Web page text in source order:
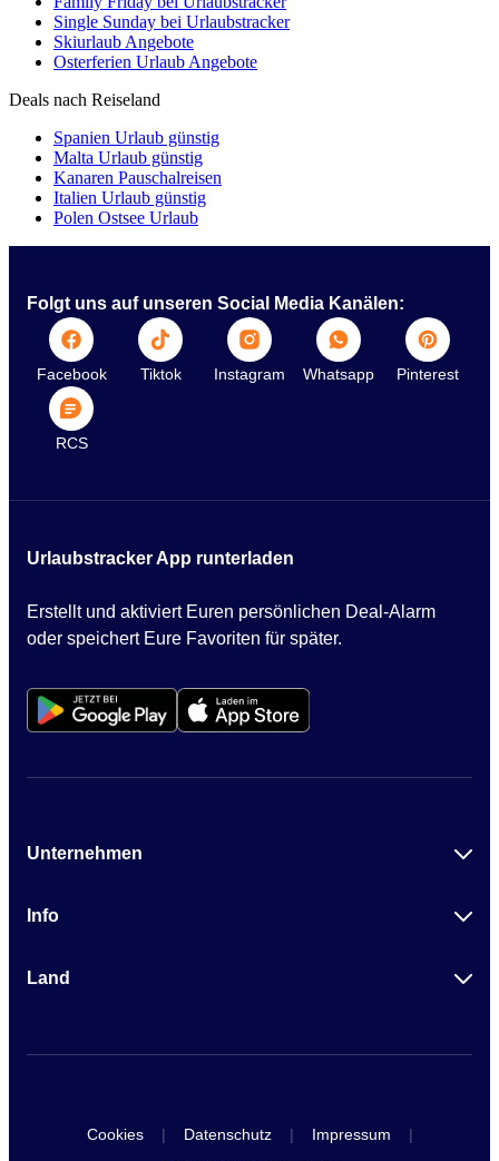
Single Sunday bei Urlaubstracker
Skiurlaub Angebote
Osterferien Urlaub Angebote
Deals nach Reiseland
Spanien Urlaub günstig
Malta Urlaub günstig
Kanaren Pauschalreisen
Italien Urlaub günstig
Polen Ostsee Urlaub